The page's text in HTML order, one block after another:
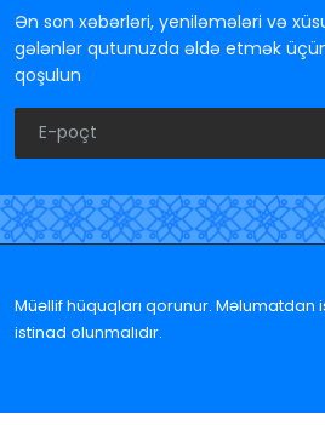
Ən son xəbərləri, yeniləmələri və
gələnlər qutunuzda əldə etmək
qoşulun
Müəllif hüquqları qorunur.
istinad olunmalıdır.